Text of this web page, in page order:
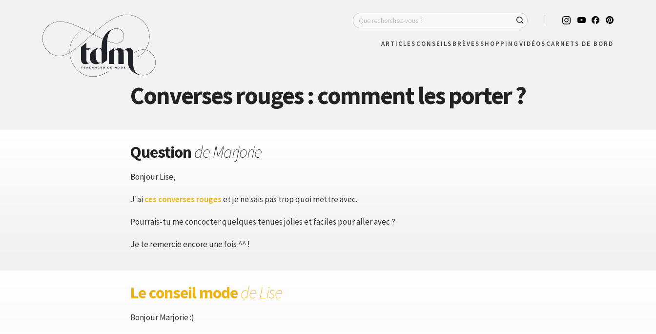
ARTICLES CONSEILS BRÈVESSHOPPING VIDÉOS CARNETS DE BORD
Converses rouges : comment les porter ?
Questionde Marjorie
Bonjour Lise,
J'aices converses rougeset je ne sais pas trop quoi mettre avec.
Pourrais-tu me concocter quelques tenues jolies et faciles pour aller avec ?
Je te remercie encore une fois ^^ !
Le conseil modede Lise
Bonjour Marjorie :)